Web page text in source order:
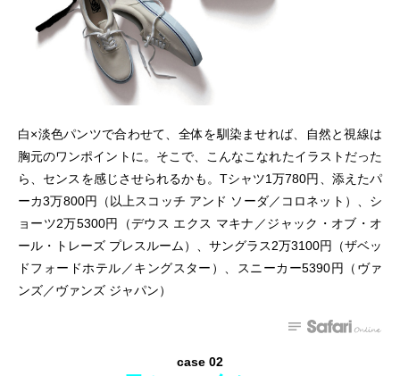
白×淡色パンツで合わせて、全体を馴染ませれば、自然と視線は
胸元のワンポイントに。そこで、こんなこなれたイラストだった
ら、センスを感じさせられるかも。Tシャツ1万780円、添えたパ
ーカ3万800円（以上スコッチ アンド ソーダ／コロネット）、シ
ョーツ2万5300円（デウス エクス マキナ／ジャック・オブ・オ
ール・トレーズ プレスルーム）、サングラス2万3100円（ザベッ
ドフォードホテル／キングスター）、スニーカー5390円（ヴァ
ンズ／ヴァンズ ジャパン）
case 02